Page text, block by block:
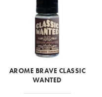
AROME BRAVE CLASSIC
WANTED